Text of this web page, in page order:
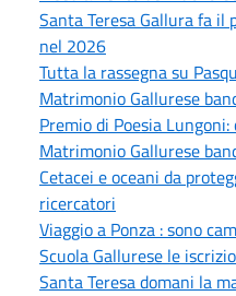
Santa Teresa Gallura fa il
nel 2026
Tutta la rassegna su
Matrimonio Gallurese
Premio di Poesia
Matrimonio Gallurese
Cetacei e oceani da
ricercatori
Viaggio a Ponza : sono
Scuola Gallurese le
Santa Teresa domani la